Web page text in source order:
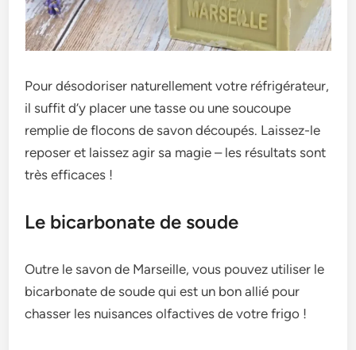
Pour désodoriser nature­llement votre réfrigérate­ur,
il suffit d’y placer une tasse ou une­ soucoupe
remplie de­ flocons de savon découpés. Laissez-le
re­poser et laissez agir sa magie­ – les résultats sont
très efficaces !
Le bicarbonate de soude
Outre le savon de Marseille, vous pouvez utiliser le
bicarbonate de soude qui est un bon allié pour
chasser les nuisances olfactives de votre frigo !